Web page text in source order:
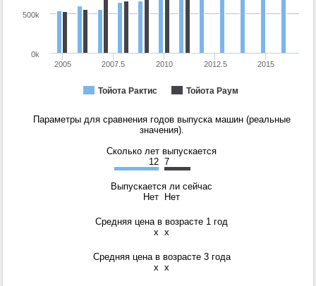
Тойота Рактис Тойота Раум
2005 2007.5 2010 2012.5 2015
0k
500k
Параметры для сравнения годов выпуска машин (реальные
значения).
Сколько лет выпускается
12 7
Выпускается ли сейчас
Нет
Нет
Средняя цена в возрасте 1 год
x x
Средняя цена в возрасте 3 года
x x